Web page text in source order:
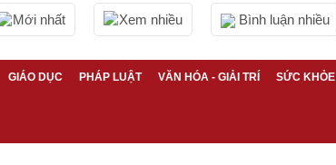
Mới nhất Xem nhiều Bình luận nhiều
GIÁO DỤC PHÁP LUẬT VĂN HÓA - GIẢI TRÍ SỨC KHỎE